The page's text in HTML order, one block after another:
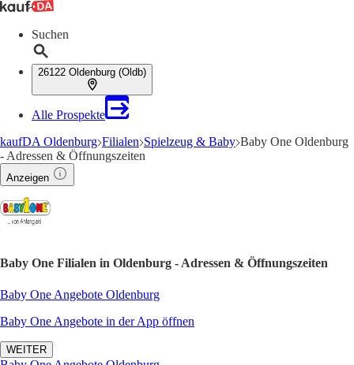
Suchen
26122 Oldenburg (Oldb)
Alle Prospekte
kaufDA Oldenburg Filialen Spielzeug & Baby Baby One Oldenburg
- Adressen & Öffnungszeiten
Anzeigen
Baby One Filialen in Oldenburg - Adressen & Öffnungszeiten
Baby One Angebote Oldenburg
Baby One Angebote in der App öffnen
WEITER